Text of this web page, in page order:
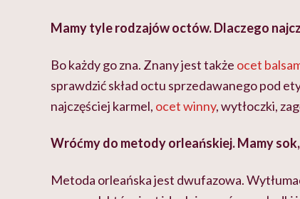
Mamy tyle rodzajów octów.Dlaczego
Bo każdy go zna. Znany jest także ocet
sprawdzić skład octu sprzedawanego pod
najczęściej karmel, ocet winny, wytłoczki,
Wróćmy do metody orleańskiej. Mamy
Metoda orleańska jest dwufazowa.